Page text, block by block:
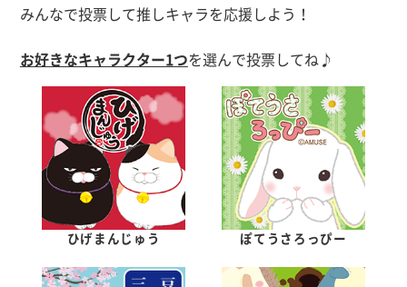
みんなで投票して推しキャラを応援しよう！
お好きなキャラクター1つを選んで投票してね♪
ひげまんじゅう ぽてうさろっぴー